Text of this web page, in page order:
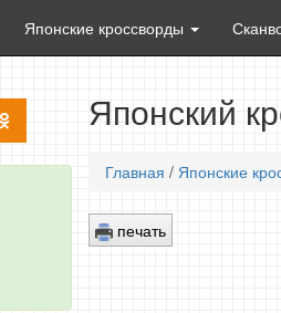
Японские кроссворды
Японский
Главная / Японские
печать